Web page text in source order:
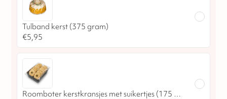
Tulband kerst (375 gram)
€5,95
Roomboter kerstkransjes met suikertjes (175 gram)